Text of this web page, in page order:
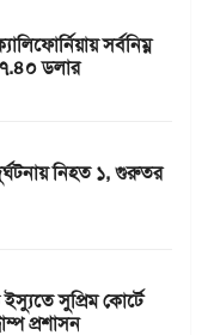
সর্বনিম্ন
ডলার
নিহত ১, গুরুতর
সুপ্রিম কোর্টে
প্রশাসন